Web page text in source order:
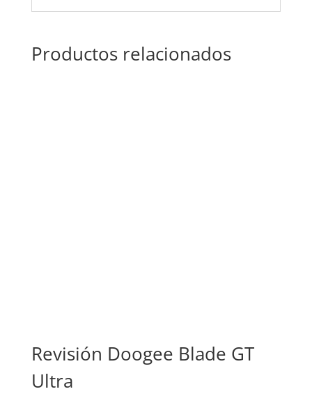
Productos relacionados
Revisión Doogee Blade GT
Ultra